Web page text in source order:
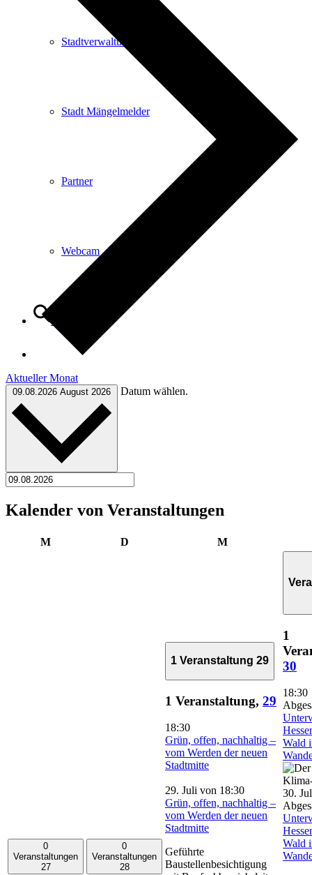
Stadtverwaltung
Stadt Mängelmelder
Partner
Webcam
Suche
Menü Menü
Aktueller Monat
09.08.2026 August 2026 Datum wählen.
Kalender von Veranstaltungen
MMontag DDienstag MMittwoch
0
Veranstaltungen
27
0
Veranstaltungen
28
1 Veranstaltung 29
1 Veranstaltung, 29
18:30
Grün, offen, nachhaltig –
vom Werden der neuen
Stadtmitte
29. Juli von 18:30
Grün, offen, nachhaltig –
vom Werden der neuen
Stadtmitte
Geführte
Baustellenbesichtigung
1
30
18:30
Wald
30.
Wald